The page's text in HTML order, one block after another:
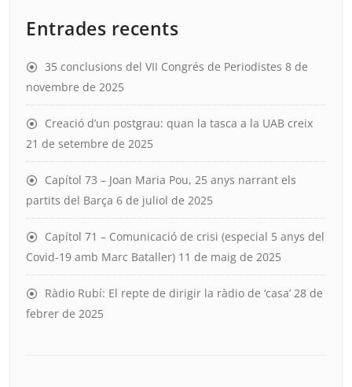
Entrades recents
35 conclusions del VII Congrés de Periodistes 8 de
novembre de 2025
Creació d’un postgrau: quan la tasca a la UAB creix
21 de setembre de 2025
Capítol 73 – Joan Maria Pou, 25 anys narrant els
partits del Barça 6 de juliol de 2025
Capítol 71 – Comunicació de crisi (especial 5 anys del
Covid-19 amb Marc Bataller) 11 de maig de 2025
Ràdio Rubí: El repte de dirigir la ràdio de ‘casa’ 28 de
febrer de 2025